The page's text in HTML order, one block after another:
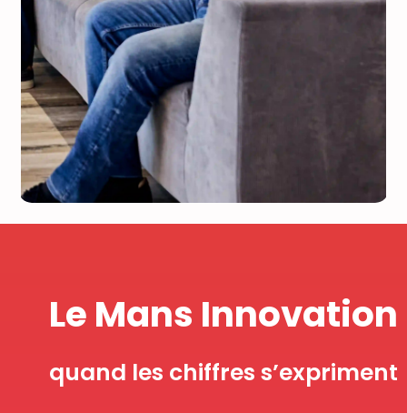
En savoir plus
Le Mans Innovation
quand les chiffres s’expriment